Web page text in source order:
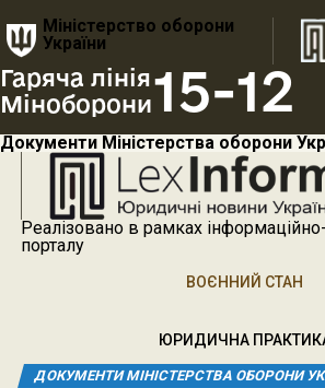
Міністерство оборони
України
Гаряча лінія
Міноборони15-12
Документи Міністерства оборони
Реалізовано в рамках
порталу
ВОЄННИЙ СТАН
ЮРИДИЧНА
ДОКУМЕНТИ МІНІСТЕРСТВА ОБОРОНИ